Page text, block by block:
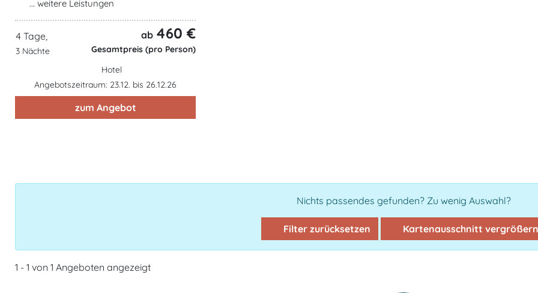
... weitere Leistungen
4 Tage,
3 Nächte
ab 460 €
Gesamtpreis (pro Person)
Hotel
Angebotszeitraum: 23.12. bis 26.12.26
zum Angebot
Nichts passendes gefunden? Zu wenig Auswahl?
Filter zurücksetzen Kartenausschnitt vergrößern
1 - 1 von 1 Angeboten angezeigt